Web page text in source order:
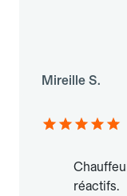
Mireille S.
réactifs.